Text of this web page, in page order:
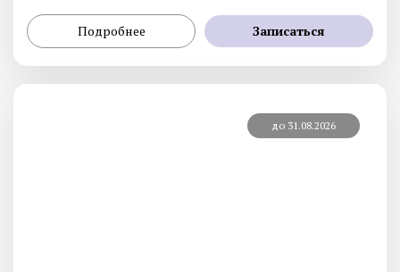
Подробнее Записаться
до 31.08.2026